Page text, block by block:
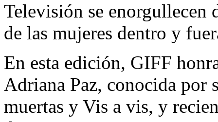
Televisión se enorgullecen
de las mujeres dentro y
En esta edición, GIFF
Adriana Paz, conocida por
muertas y Vis a vis, y